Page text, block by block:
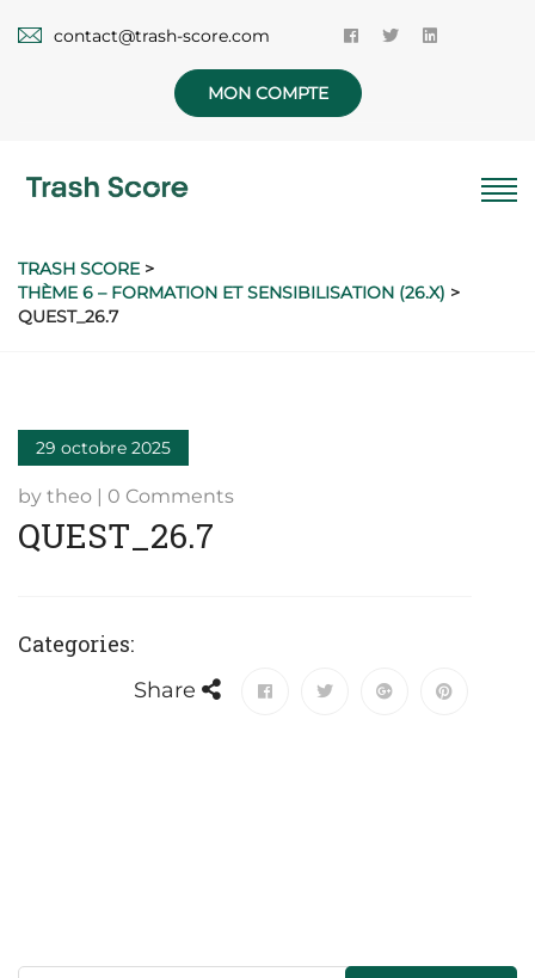
contact@trash-score.com
MON COMPTE
TRASH SCORE>
THÈME 6 – FORMATION ET SENSIBILISATION (26.X) >
QUEST_26.7
29 octobre 2025
by theo | 0 Comments
QUEST_26.7
Categories:
Share